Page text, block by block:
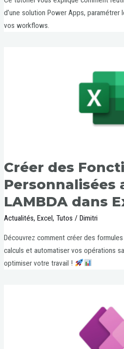
d’une solution Power Apps,
vos workflows.
Créer des
Personnalisées
LAMBDA dans
Actualités,Excel,Tutos /Dimitri
Découvrez comment créer des
calculs et automatiser vos opérations
optimiser votre travail !